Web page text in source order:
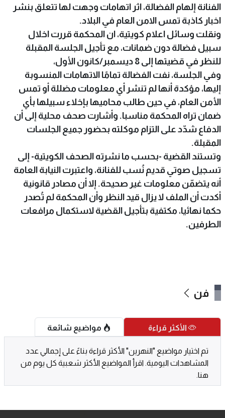
الفنانة إلهام الفضالة، اثر اتهامات وجهت لها تتعلق بنشر
اخبار كاذبة تمس الامن العام في البلاد.
ونقلت وسائل اعلام كويتية، ان المحكمة قررت اخلال
سبيل فضالة دون ضمانات، مع تأجيل الجلسة المقبلة
للنظر في قضيتها إلى 8 ديسمبر/كانون الأول،
وفي الجلسة، نفت الفضالة تمامًا الاتهامات المنسوبة
إليها، مؤكدة أنها لم تنشر أي معلومات مضللة أو تمس
الأمن العام، في حين طالب محاميها بإخلاء سبيلها بأي
ضمان تراه المحكمة مناسبا. وأشارت صحف محلية إلى أن
الدفاع شدّد على التزام موكلته بحضور جميع الجلسات
المقبلة.
وتستند القضية -بحسب ما نشرته الصحف الكويتية- إلى
تسجيل صوتي قديم نُسب للفنانة، واعتبرت النيابة العامة
أنه يتضمّن معلومات غير صحيحة. إلا أن مصادر قانونية
أكدت أن الملف لا يزال قيد النظر وأن المحكمة لم تُصدر
حكما نهائيا، مكتفية بتأجيل القضية لاستكمال مرافعات
الطرفين.
فن
الأكثر قراءة
تم اختيار مواضيع "النهرين" الأكثر قراءة بناءً على إجمالي عدد
المشاهدات اليومية. اقرأ المواضيع الأكثر شعبية كل يوم من
هنا.